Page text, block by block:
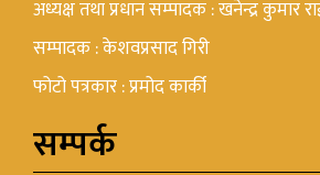
अध्यक्ष तथा प्रधान सम्पादक : खनेन्द्र कुमार
सम्पादक : केशवप्रसाद गिरी
फोटो पत्रकार : प्रमोद कार्की
सम्पर्क